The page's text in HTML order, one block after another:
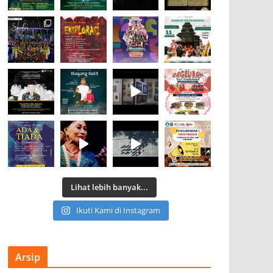
Lihat lebih banyak...
Ikuti Kami di Instagram
Arsip